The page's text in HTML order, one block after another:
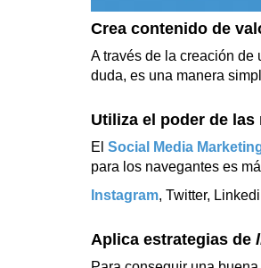
Crea contenido de
A través de la creación de
duda, es una manera
Utiliza el poder de las
El Social Media
para los navegantes es
Instagram, Twitter,
Aplica estrategias de